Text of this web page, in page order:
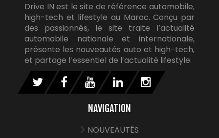
Drive IN est le site de référence automobile,
high-tech et lifestyle au Maroc. Conçu par
des passionnés, le site traite l’actualité
automobile nationale et internationale,
présente les nouveautés auto et high-tech,
et partage l’essentiel de l’actualité lifestyle.
NAVIGATION
NOUVEAUTÉS